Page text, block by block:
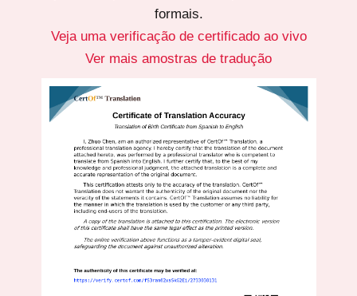
formais.
Veja uma verificação de certificado ao vivo
Ver mais amostras de tradução